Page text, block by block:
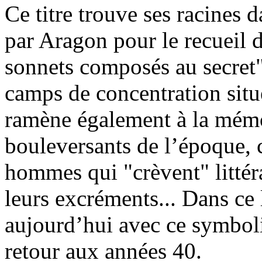
Ce titre trouve ses racines
par Aragon pour le recueil
sonnets composés au
camps de concentration
ramène également à la
bouleversants de l’époque,
hommes qui "crèvent"
leurs excréments... Dans
aujourd’hui avec ce
retour aux années 40.